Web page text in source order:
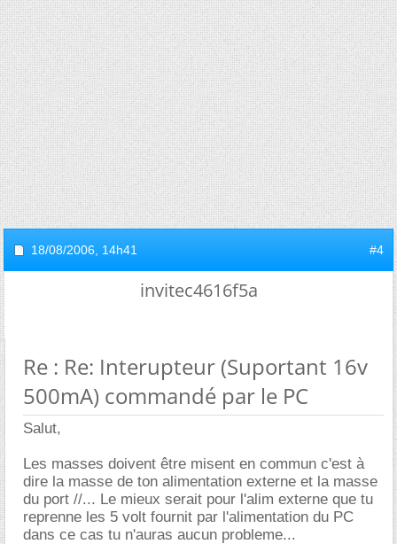
18/08/2006, 14h41 #4
invitec4616f5a
Re : Re: Interupteur (Suportant 16v
500mA) commandé par le PC
Salut,
Les masses doivent être misent en commun c'est à
dire la masse de ton alimentation externe et la masse
du port //... Le mieux serait pour l'alim externe que tu
reprenne les 5 volt fournit par l'alimentation du PC
dans ce cas tu n'auras aucun probleme...